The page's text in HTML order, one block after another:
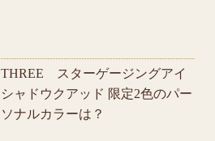
THREE スターゲージングアイ
シャドウクアッド 限定2色のパー
ソナルカラーは？